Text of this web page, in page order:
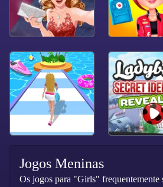
Jogos Meninas
Os jogos para "Girls" frequentemente